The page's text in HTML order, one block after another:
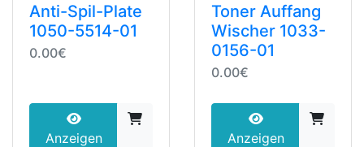
Anti-Spil-Plate
1050-5514-01
0.00€
Anzeigen
Toner Auffang
Wischer 1033-
0156-01
0.00€
Anzeigen